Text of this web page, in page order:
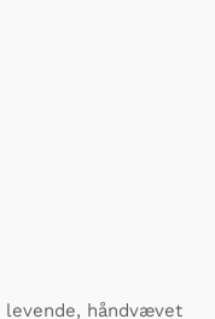
levende, håndvævet